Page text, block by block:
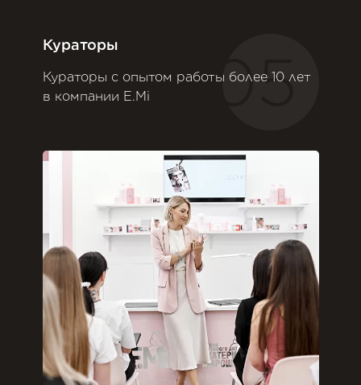
Кураторы
Кураторы с опытом работы более 10 лет
в компании E.Mi
05